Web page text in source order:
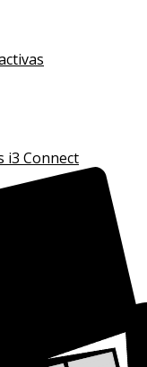
i3 Connect